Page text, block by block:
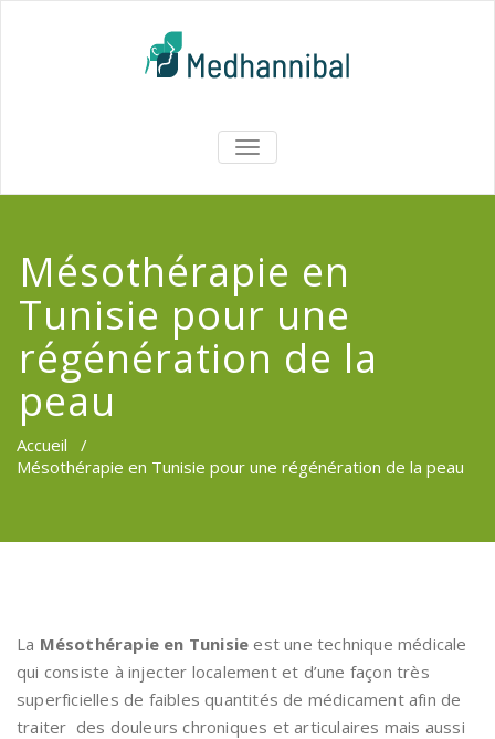
AFFICHER/MASQUER
LA
Mésothérapie en
Tunisie pour une
régénération de la
peau
Accueil /
Mésothérapie en Tunisie pour une régénération de la peau
La Mésothérapie en Tunisie est une technique médicale
qui consiste à injecter localement et d’une façon très
superficielles de faibles quantités de médicament afin de
traiter des douleurs chroniques et articulaires mais aussi